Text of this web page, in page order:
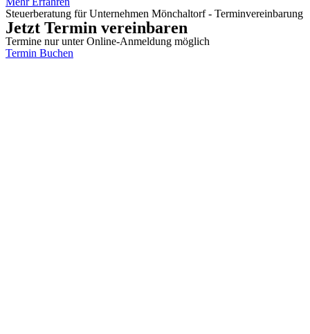
Steuerberatung für Unternehmen Mönchaltorf - Terminvereinbarung
Jetzt Termin vereinbaren
Termine nur unter Online-Anmeldung möglich
Termin Buchen